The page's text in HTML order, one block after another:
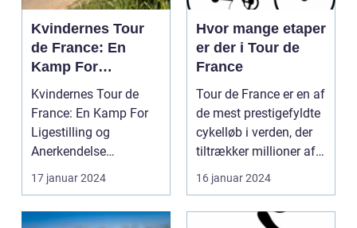
Kvindernes Tour
de France: En
Kamp For
Ligestilling og
Anerkendelse
Kvindernes Tour de
France: En Kamp For
Ligestilling og
Anerkendelse
Introduktion til
Kvindernes To...
17 januar 2024
Hvor mange etaper
er der i Tour de
France
Tour de France er en af
de mest prestigefyldte
cykelløb i verden, der
tiltrækker millioner af
tilsku...
16 januar 2024